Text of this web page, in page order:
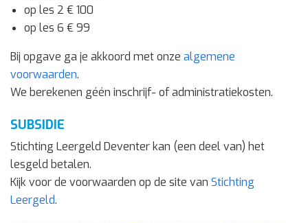
op les 2 € 100
op les 6 € 99
Bij opgave ga je akkoord met onze algemene
voorwaarden.
We berekenen géén inschrijf- of administratiekosten.
SUBSIDIE
Stichting Leergeld Deventer kan (een deel van) het
lesgeld betalen.
Kijk voor de voorwaarden op de site van Stichting
Leergeld.